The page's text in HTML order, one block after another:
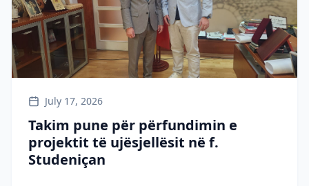
July 17, 2026
Takim pune për përfundimin e
projektit të ujësjellësit në f.
Studeniçan